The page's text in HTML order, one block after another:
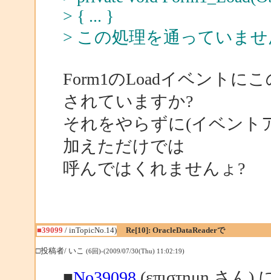
> { ... }
> この処理を通っていま
Form1のLoadイベントに
されていますか?
それをやらずに(イベント
加えただけでは
呼んではくれませんょ?
■39099 / inTopicNo.14) Re[10]: OracleDataReaderで
□投稿者/ いこ (6回)-(2009/07/30(Thu) 11:02:19)